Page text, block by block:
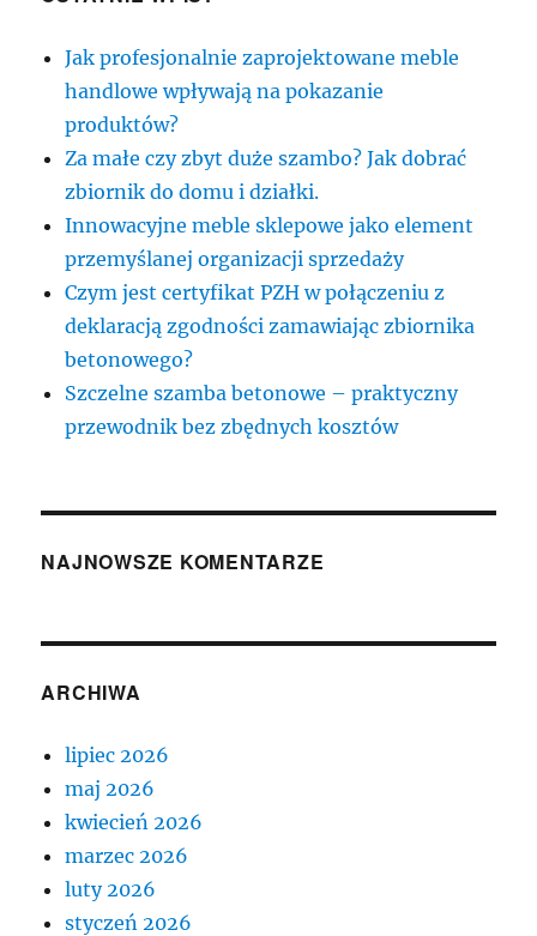
Jak profesjonalnie zaprojektowane meble
handlowe wpływają na pokazanie
produktów?
Za małe czy zbyt duże szambo? Jak dobrać
zbiornik do domu i działki.
Innowacyjne meble sklepowe jako element
przemyślanej organizacji sprzedaży
Czym jest certyfikat PZH w połączeniu z
deklaracją zgodności zamawiając zbiornika
betonowego?
Szczelne szamba betonowe – praktyczny
przewodnik bez zbędnych kosztów
NAJNOWSZE KOMENTARZE
ARCHIWA
lipiec 2026
maj 2026
kwiecień 2026
marzec 2026
luty 2026
styczeń 2026